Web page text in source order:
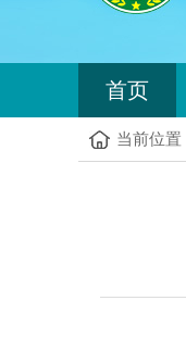
进
入
站
首页
当前位置
内